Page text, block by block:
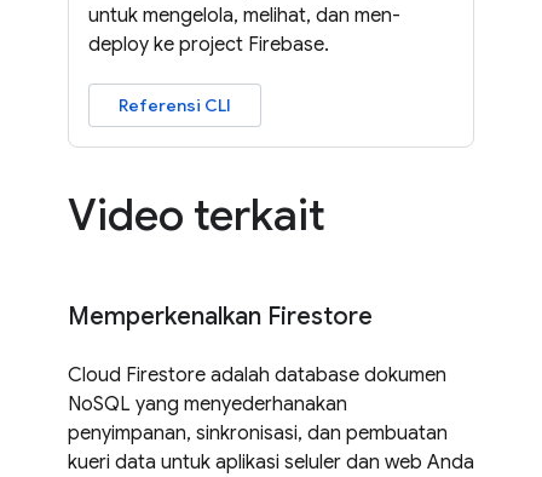
untuk mengelola, melihat, dan men-
deploy ke project Firebase.
Referensi CLI
Video terkait
Memperkenalkan Firestore
Cloud Firestore adalah database dokumen
NoSQL yang menyederhanakan
penyimpanan, sinkronisasi, dan pembuatan
kueri data untuk aplikasi seluler dan web Anda